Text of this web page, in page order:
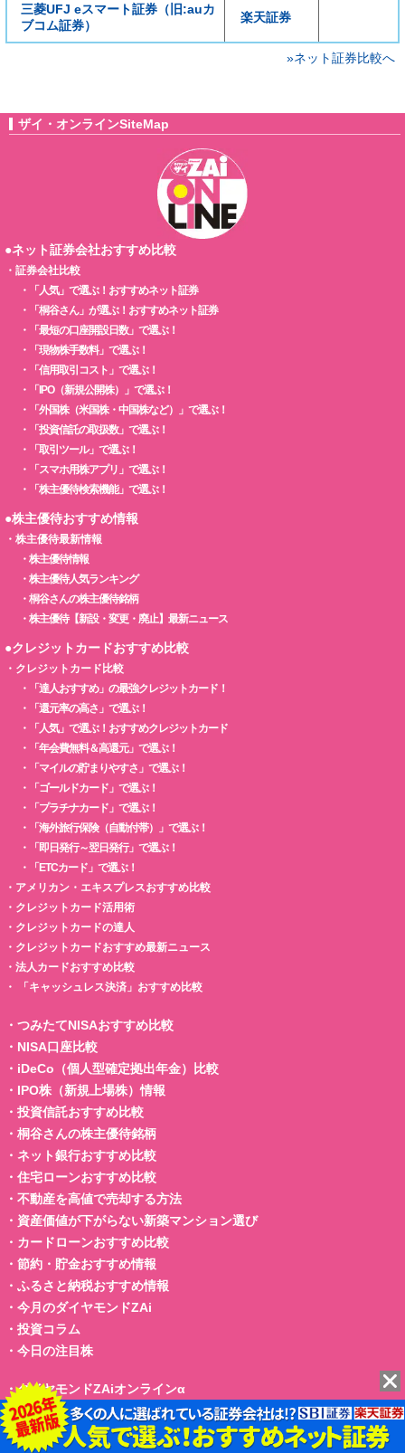
三菱UFJ eスマート証券（旧:auカ
ブコム証券）
楽天証券
»ネット証券比較へ
ザイ・オンラインSiteMap
●ネット証券会社おすすめ比較
・ 証券会社比較
・
「人気」で選ぶ！おすすめネット証券
・
「桐谷さん」が選ぶ！おすすめネット証券
・
「最短の口座開設日数」で選ぶ！
・
「現物株手数料」で選ぶ！
・
「信用取引コスト」で選ぶ！
・
「IPO（新規公開株）」で選ぶ！
・
「外国株（米国株・中国株など）」で選ぶ！
・
「投資信託の取扱数」で選ぶ！
・
「取引ツール」で選ぶ！
・
「スマホ用株アプリ」で選ぶ！
・
「株主優待検索機能」で選ぶ！
●株主優待おすすめ情報
・ 株主優待最新情報
・ 株主優待情報
・ 株主優待人気ランキング
・ 桐谷さんの株主優待銘柄
・ 株主優待【新設・変更・廃止】最新ニュース
●クレジットカードおすすめ比較
・ クレジットカード比較
・
「達人おすすめ」の最強クレジットカード！
・
「還元率の高さ」で選ぶ！
・
「人気」で選ぶ！おすすめクレジットカード
・
「年会費無料＆高還元」で選ぶ！
・
「マイルの貯まりやすさ」で選ぶ！
・
「ゴールドカード」で選ぶ！
・
「プラチナカード」で選ぶ！
・
「海外旅行保険（自動付帯）」で選ぶ！
・
「即日発行～翌日発行」で選ぶ！
・
「ETCカード」で選ぶ！
・ アメリカン・エキスプレスおすすめ比較
・ クレジットカード活用術
・ クレジットカードの達人
・ クレジットカードおすすめ最新ニュース
・ 法人カードおすすめ比較
・
「キャッシュレス決済」おすすめ比較
・ つみたてNISAおすすめ比較
・ NISA口座比較
・ iDeCo（個人型確定拠出年金）比較
・ IPO株（新規上場株）情報
・ 投資信託おすすめ比較
・ 桐谷さんの株主優待銘柄
・ ネット銀行おすすめ比較
・ 住宅ローンおすすめ比較
・ 不動産を高値で売却する方法
・ 資産価値が下がらない新築マンション選び
・ カードローンおすすめ比較
・ 節約・貯金おすすめ情報
・ ふるさと納税おすすめ情報
・ 今月のダイヤモンドZAi
・ 投資コラム
・ 今日の注目株
・ダイヤモンドZAiオンラインα
・新商品・サービス
・ザイFX！